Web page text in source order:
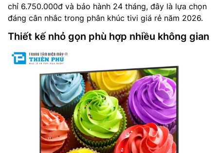
chỉ 6.750.000đ và bảo hành 24 tháng, đây là lựa chọn
đáng cân nhắc trong phân khúc tivi giá rẻ năm 2026.
Thiết kế nhỏ gọn phù hợp nhiều không gian